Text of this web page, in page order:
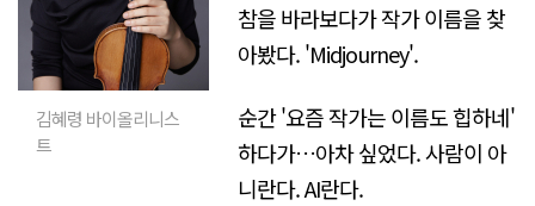
김혜령 바이올리니스
트
참을 바라보다가 작가 이름을 찾
아봤다. 'Midjourney'.
순간 '요즘 작가는 이름도 힙하네'
하다가…아차 싶었다. 사람이 아
니란다. AI란다.